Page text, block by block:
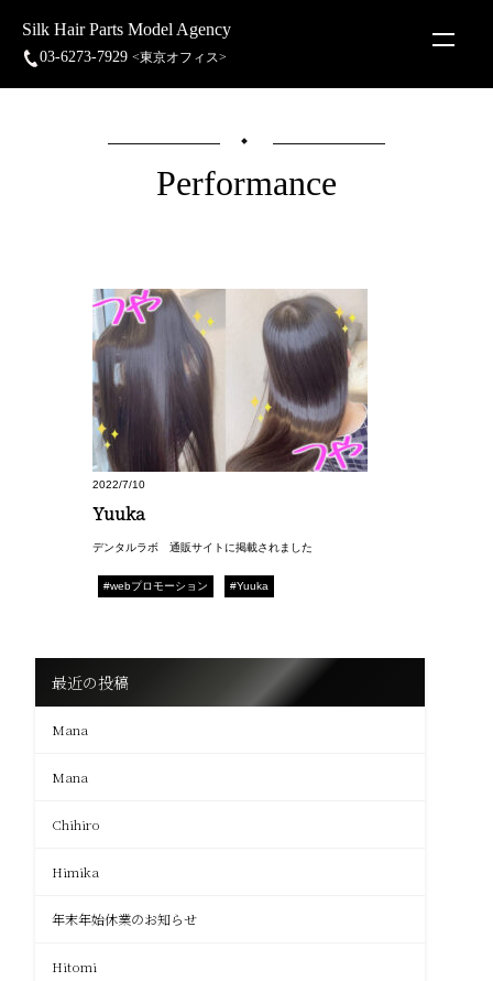
Silk Hair Parts Model Agency
03-6273-7929 <東京オフィス>
Performance
2022/7/10
Yuuka
デンタルラボ 通販サイトに掲載されました
#webプロモーション #Yuuka
最近の投稿
Mana
Mana
Chihiro
Himika
年末年始休業のお知らせ
Hitomi